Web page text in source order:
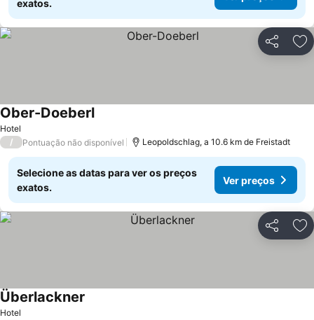
exatos.
Partilhar
Hotel
Ober-Doeberl
/ Pontuação não disponível Leopoldschlag, a 10.6 km de Freistadt
Selecione as datas para ver os preços
exatos.
Ver preços
Partilhar
Hotel
Überlackner